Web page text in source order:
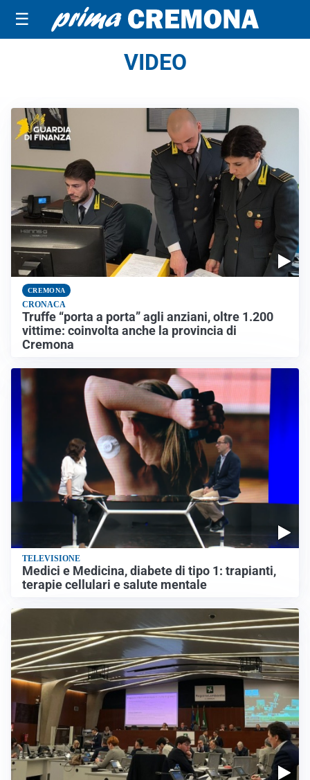
☰
VIDEO
CREMONA
CRONACA
Truffe “porta a porta” agli anziani, oltre 1.200
vittime: coinvolta anche la provincia di
Cremona
TELEVISIONE
Medici e Medicina, diabete di tipo 1: trapianti,
terapie cellulari e salute mentale